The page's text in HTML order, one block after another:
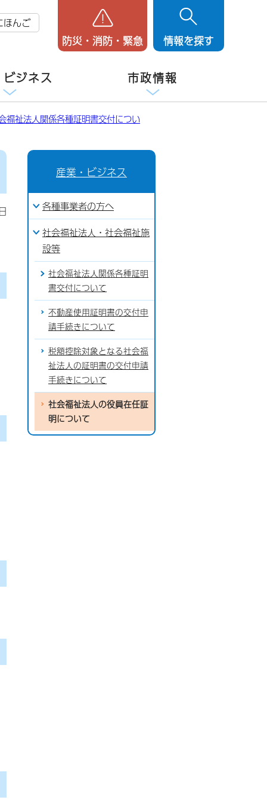
ほんご
防災・消防・緊急 情報を探す
ジネス 市政情報
福祉法人関係各種証明書交付につい
産業・ビジネス
各種事業者の方へ
社会福祉法人・社会福祉施
設等
社会福祉法人関係各種証明
書交付について
不動産使用証明書の交付申
請手続きについて
税額控除対象となる社会福
祉法人の証明書の交付申請
手続きについて
社会福祉法人の役員在任証
明について